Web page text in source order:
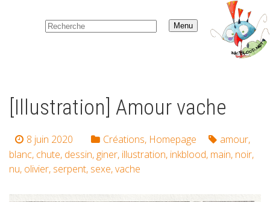
Menu
[Illustration] Amour vache
8 juin 2020 Créations, Homepage amour,
blanc, chute, dessin, giner, illustration, inkblood, main, noir,
nu, olivier, serpent, sexe,vache